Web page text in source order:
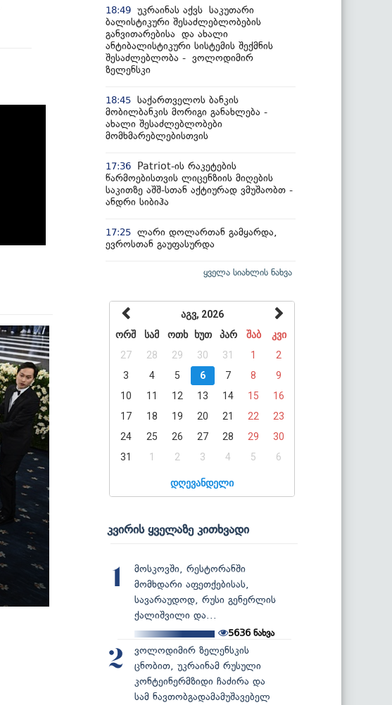
18:49 უკრაინას აქვს საკუთარი
ბალისტიკური შესაძლებლობების
განვითარებისა და ახალი
ანტიბალისტიკური სისტემის შექმნის
შესაძლებლობა - ვოლოდიმირ
ზელენსკი
18:45 საქართველოს ბანკის
მობილბანკის მორიგი განახლება -
ახალი შესაძლებლობები
მომხმარებლებისთვის
17:36
Patriot-ის რაკეტების
წარმოებისთვის ლიცენზიის მიღების
საკითზე აშშ-სთან აქტიურად ვმუშაობთ -
ანდრი სიბიჰა
17:25 ლარი დოლართან გამყარდა,
ევროსთან გაუფასურდა
ყველა სიახლის ნახვა
აგვ, 2026
ორშ
სამ ოთხ ხუთ პარ შაბ
კვი
27
28 29 30 31 1
2
3
4 5 6 7 8
9
10
11 12 13 14 15
16
17
18 19 20 21 22
23
24
25 26 27 28 29
30
31
1 2 3 4 5 6
დღევანდელი
კვირის ყველაზე კითხვადი
1
მოსკოვში, რესტორანში
მომხდარი აფეთქებისას,
სავარაუდოდ, რუსი გენერლის
ქალიშვილი და...
5636ნახვა
2
ვოლოდიმირ ზელენსკის
ცნობით, უკრაინამ რუსული
კონტეინერმზიდი ჩაძირა და
სამ ნავთობგადამამუშავებელ